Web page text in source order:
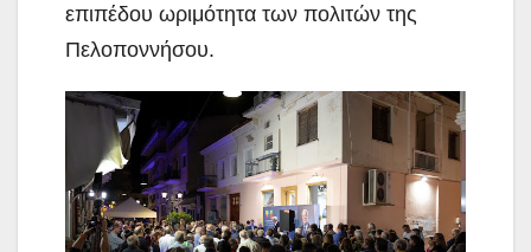
επιπέδου ωριμότητα των πολιτών της
Πελοποννήσου.